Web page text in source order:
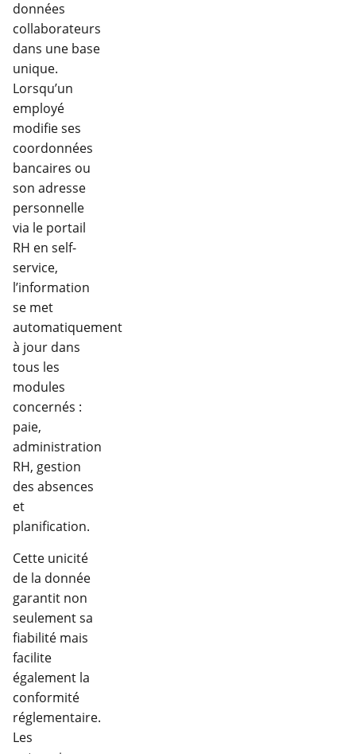
données
collaborateurs
dans une base
unique.
Lorsqu’un
employé
modifie ses
coordonnées
bancaires ou
son adresse
personnelle
via le portail
RH en self-
service,
l’information
se met
automatiquement
à jour dans
tous les
modules
concernés :
paie,
administration
RH, gestion
des absences
et
planification.
Cette unicité
de la donnée
garantit non
seulement sa
fiabilité mais
facilite
également la
conformité
réglementaire.
Les